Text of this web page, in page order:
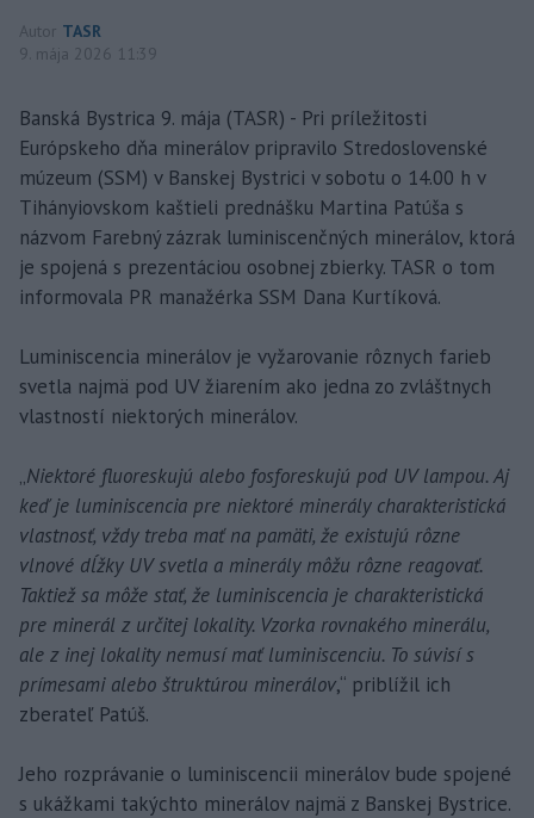
Autor TASR
9. mája 2026 11:39
Banská Bystrica 9. mája (TASR) - Pri príležitosti
Európskeho dňa minerálov pripravilo Stredoslovenské
múzeum (SSM) v Banskej Bystrici v sobotu o 14.00 h v
Tihányiovskom kaštieli prednášku Martina Patúša s
názvom Farebný zázrak luminiscenčných minerálov, ktorá
je spojená s prezentáciou osobnej zbierky. TASR o tom
informovala PR manažérka SSM Dana Kurtíková.
Luminiscencia minerálov je vyžarovanie rôznych farieb
svetla najmä pod UV žiarením ako jedna zo zvláštnych
vlastností niektorých minerálov.
„Niektoré fluoreskujú alebo fosforeskujú pod UV lampou. Aj
keď je luminiscencia pre niektoré minerály charakteristická
vlastnosť, vždy treba mať na pamäti, že existujú rôzne
vlnové dĺžky UV svetla a minerály môžu rôzne reagovať.
Taktiež sa môže stať, že luminiscencia je charakteristická
pre minerál z určitej lokality. Vzorka rovnakého minerálu,
ale z inej lokality nemusí mať luminiscenciu. To súvisí s
prímesami alebo štruktúrou minerálov,“ priblížil ich
zberateľ Patúš.
Jeho rozprávanie o luminiscencii minerálov bude spojené
s ukážkami takýchto minerálov najmä z Banskej Bystrice.